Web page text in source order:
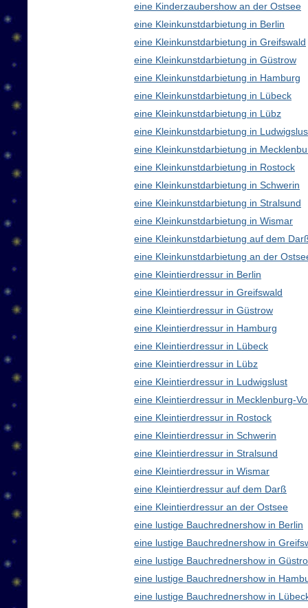
eine Kinderzaubershow an der Ostsee
eine Kleinkunstdarbietung in Berlin
eine Kleinkunstdarbietung in Greifswald
eine Kleinkunstdarbietung in Güstrow
eine Kleinkunstdarbietung in Hamburg
eine Kleinkunstdarbietung in Lübeck
eine Kleinkunstdarbietung in Lübz
eine Kleinkunstdarbietung in
eine Kleinkunstdarbietung in
eine Kleinkunstdarbietung in Rostock
eine Kleinkunstdarbietung in Schwerin
eine Kleinkunstdarbietung in Stralsund
eine Kleinkunstdarbietung in Wismar
eine Kleinkunstdarbietung auf dem
eine Kleinkunstdarbietung an der
eine Kleintierdressur in Berlin
eine Kleintierdressur in Greifswald
eine Kleintierdressur in Güstrow
eine Kleintierdressur in Hamburg
eine Kleintierdressur in Lübeck
eine Kleintierdressur in Lübz
eine Kleintierdressur in Ludwigslust
eine Kleintierdressur in Mecklenburg-
eine Kleintierdressur in Rostock
eine Kleintierdressur in Schwerin
eine Kleintierdressur in Stralsund
eine Kleintierdressur in Wismar
eine Kleintierdressur auf dem Darß
eine Kleintierdressur an der Ostsee
eine lustige Bauchrednershow in Berlin
eine lustige Bauchrednershow in
eine lustige Bauchrednershow in
eine lustige Bauchrednershow in
eine lustige Bauchrednershow in